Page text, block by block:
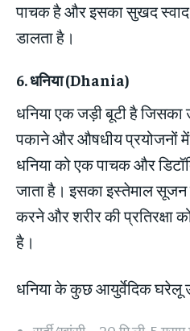
पाचक है और इसका सुखद स्वाद
डालता है।
6.धनिया(Dhania)
धनिया एक जड़ी बूटी है जिसका
पकाने और औषधीय प्रयोजनों में
धनिया को एक पाचक और
जाता है। इसका इस्तेमाल
करने और शरीर की प्रतिरक्षा
है।
धनिया के कुछ आयुर्वेदिक घरेलू